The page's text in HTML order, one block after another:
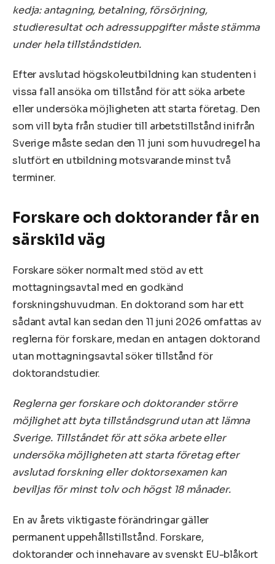
kedja: antagning, betalning, försörjning,
studieresultat och adressuppgifter måste stämma
under hela tillståndstiden.
Efter avslutad högskoleutbildning kan studenten i
vissa fall ansöka om tillstånd för att söka arbete
eller undersöka möjligheten att starta företag. Den
som vill byta från studier till arbetstillstånd inifrån
Sverige måste sedan den 11 juni som huvudregel ha
slutfört en utbildning motsvarande minst två
terminer.
Forskare och doktorander får en
särskild väg
Forskare söker normalt med stöd av ett
mottagningsavtal med en godkänd
forskningshuvudman. En doktorand som har ett
sådant avtal kan sedan den 11 juni 2026 omfattas av
reglerna för forskare, medan en antagen doktorand
utan mottagningsavtal söker tillstånd för
doktorandstudier.
Reglerna ger forskare och doktorander större
möjlighet att byta tillståndsgrund utan att lämna
Sverige. Tillståndet för att söka arbete eller
undersöka möjligheten att starta företag efter
avslutad forskning eller doktorsexamen kan
beviljas för minst tolv och högst 18 månader.
En av årets viktigaste förändringar gäller
permanent uppehållstillstånd. Forskare,
doktorander och innehavare av svenskt EU-blåkort